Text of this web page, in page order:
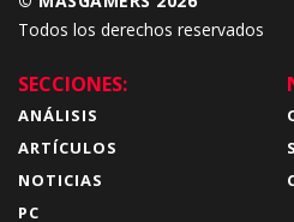
Todos los derechos reservados
SECCIONES:
ANÁLISIS
ARTÍCULOS
NOTICIAS
PC